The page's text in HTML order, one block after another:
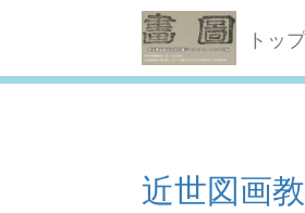
トッ
近世図画